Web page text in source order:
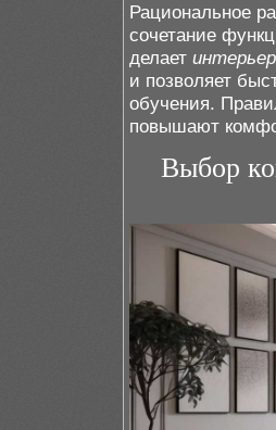
Рациональное
сочетание
делает интерьер
и позволяет
обучения.
повышают
Выбор